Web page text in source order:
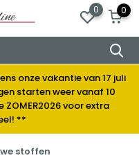
0 0
onze vakantie van 17 juli
starten weer vanaf 10
voor extra
**
stoffen